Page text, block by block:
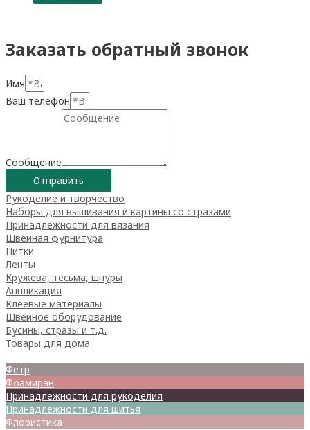
Заказать обратный звонок
Имя
Ваш телефон
Сообщение
Отправить
Рукоделие и творчество
Наборы для вышивания и картины со стразами
Принадлежности для вязания
Швейная фурнитура
Нитки
Ленты
Кружева, тесьма, шнуры
Аппликация
Клеевые материалы
Швейное оборудование
Бусины, стразы и т.д.
Товары для дома
Фетр
Фоамиран
Принадлежности для рукоделия
Принадлежности для шитья
Флористика